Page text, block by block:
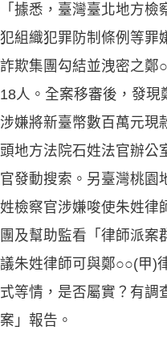
據悉，臺灣臺北地方檢
組織犯罪防制條例等罪
欺集團勾結並洩密之鄭
人。全案移審後，發現
嫌將新臺幣數百萬元現
地方法院石姓法官辦公
發動搜索。另臺灣桃園
檢察官涉嫌唆使朱姓律
及幫助監看「律師派案
朱姓律師可與鄭○○(甲)
等情，是否屬實？有調
」報告。